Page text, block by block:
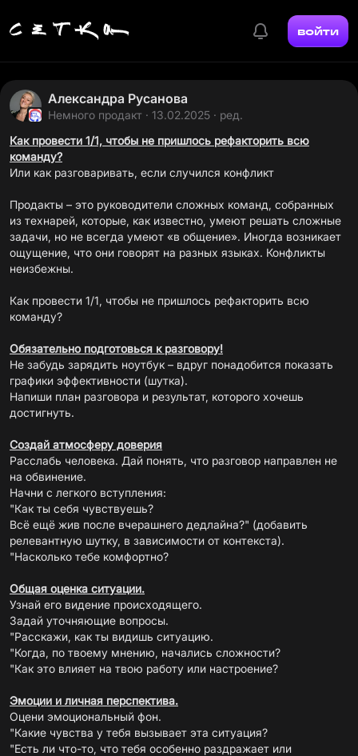
войти
Александра Русанова
Немного продакт · 13.02.2025 · ред.
Как провести 1/1, чтобы не пришлось рефакторить всю
команду?
Или как разговаривать, если случился конфликт
Продакты – это руководители сложных команд, собранных
из технарей, которые, как известно, умеют решать сложные
задачи, но не всегда умеют «в общение». Иногда возникает
ощущение, что они говорят на разных языках. Конфликты
неизбежны.
Как провести 1/1, чтобы не пришлось рефакторить всю
команду?
Обязательно подготовься к разговору!
Не забудь зарядить ноутбук – вдруг понадобится показать
графики эффективности (шутка).
Напиши план разговора и результат, которого хочешь
достигнуть.
Создай атмосферу доверия
Расслабь человека. Дай понять, что разговор направлен не
на обвинение.
Начни с легкого вступления:
"Как ты себя чувствуешь?
Всё ещё жив после вчерашнего дедлайна?" (добавить
релевантную шутку, в зависимости от контекста).
"Насколько тебе комфортно?
Общая оценка ситуации.
Узнай его видение происходящего.
Задай уточняющие вопросы.
"Расскажи, как ты видишь ситуацию.
"Когда, по твоему мнению, начались сложности?
"Как это влияет на твою работу или настроение?
Эмоции и личная перспектива.
Оцени эмоциональный фон.
"Какие чувства у тебя вызывает эта ситуация?
"Есть ли что-то, что тебя особенно раздражает или